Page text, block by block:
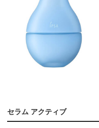
セラム アクティブ